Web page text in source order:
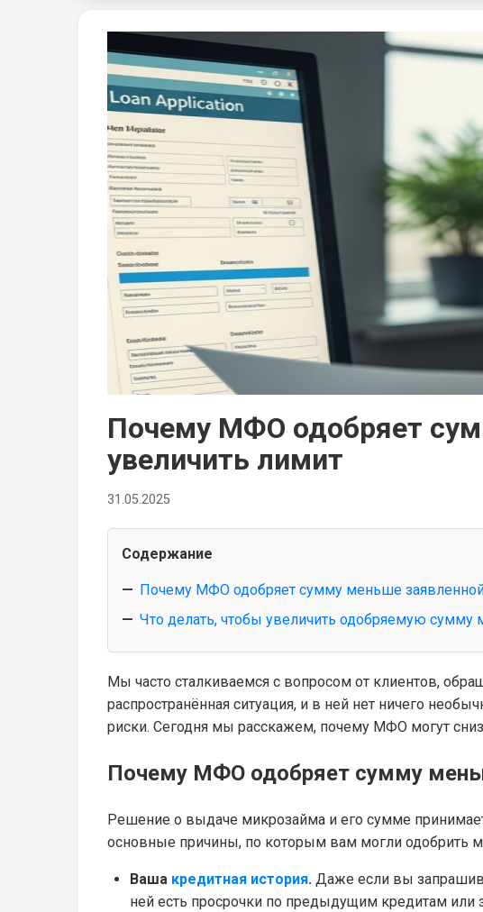
Почему МФО одобряет
увеличить лимит
31.05.2025
Содержание
Почему МФО одобряет сумму меньше
Что делать, чтобы увеличить одобряемую сумму
Мы часто сталкиваемся с вопросом от клиентов,
распространённая ситуация, и в ней нет ничего
риски. Сегодня мы расскажем, почему МФО могут
Почему МФО одобряет сумму
Решение о выдаче микрозайма и его сумме
основные причины, по которым вам могли одобрить
Ваша кредитная история. Даже если вы
ней есть просрочки по предыдущим кредитам или